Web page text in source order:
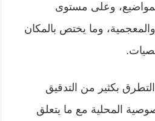
وعلى مستوى
والمعجمية، وما يختص بالمكان
بكثير من التدقيق
المحلية مع ما يتعلق